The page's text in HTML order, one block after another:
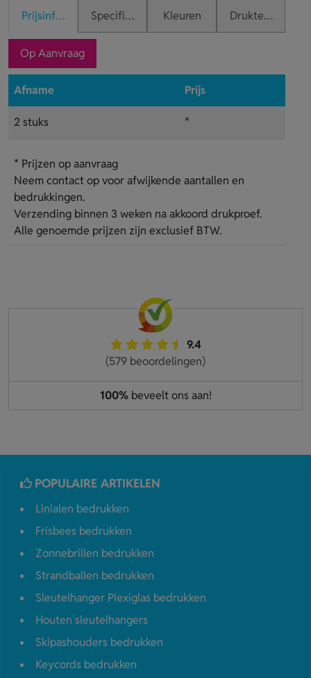
PrijsinformatieSpecificaties Kleuren Druktechnieken
Op Aanvraag
Afname Prijs
2 stuks *
* Prijzen op aanvraag
Neem contact op voor afwijkende aantallen en
bedrukkingen.
Verzending binnen 3 weken na akkoord drukproef.
Alle genoemde prijzen zijn exclusief BTW.
9.4
(579 beoordelingen)
100%beveelt ons aan!
POPULAIRE ARTIKELEN
Linialen bedrukken
Frisbees bedrukken
Zonnebrillen bedrukken
Strandballen bedrukken
Sleutelhanger Plexiglas bedrukken
Houten sleutelhangers
Skipashouders bedrukken
Keycords bedrukken